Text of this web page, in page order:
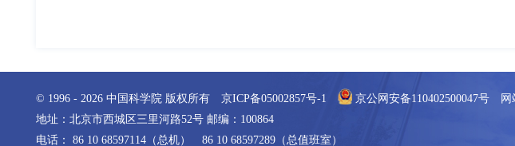
© 1996 - 2026 中国科学院 版权所有 京ICP备05002857号-1
京公网安备110402500047号 网
地址：北京市西城区三里河路52号 邮编：100864
电话： 86 10 68597114（总机） 86 10 68597289（总值班室）